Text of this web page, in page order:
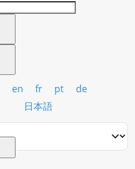
en fr pt
de
日本語